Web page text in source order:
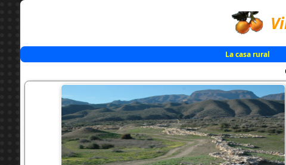
La casa rural